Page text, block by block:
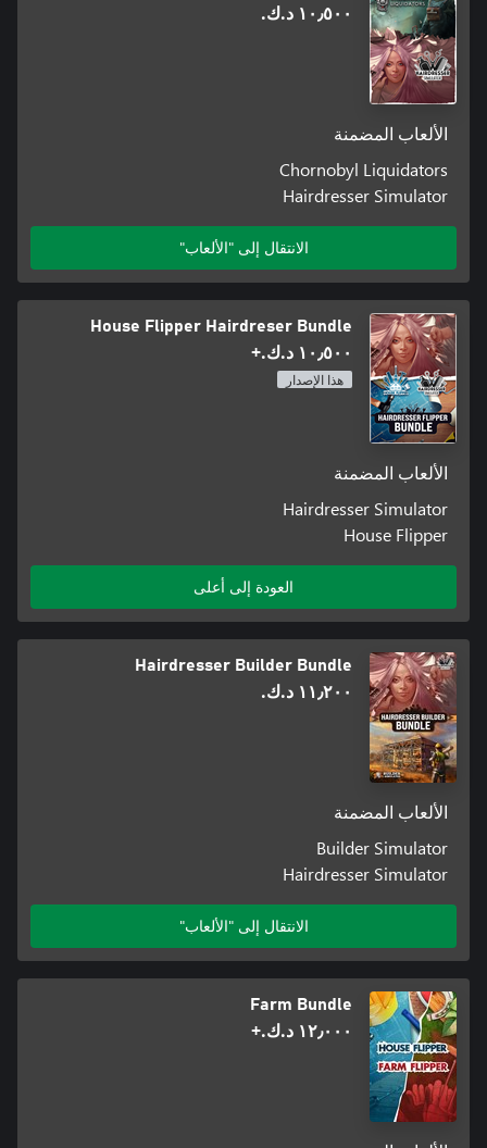
١٠٫٥٠٠ د.ك.‏
الألعاب المضمنة
Chornobyl Liquidators
Hairdresser Simulator
الانتقال إلى "الألعاب"
House Flipper Hairdreser Bundle
١٠٫٥٠٠ د.ك.‏+
هذا الإصدار
الألعاب المضمنة
Hairdresser Simulator
House Flipper
العودة إلى أعلى
Hairdresser Builder Bundle
١١٫٢٠٠ د.ك.‏
الألعاب المضمنة
Builder Simulator
Hairdresser Simulator
الانتقال إلى "الألعاب"
Farm Bundle
١٢٫٠٠٠ د.ك.‏+